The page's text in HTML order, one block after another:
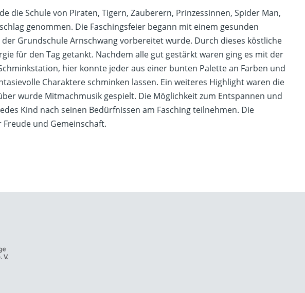
die Schule von Piraten, Tigern, Zauberern, Prinzessinnen, Spider Man,
genommen. Die Faschingsfeier begann mit einem gesunden
Grundschule Arnschwang vorbereitet wurde. Durch dieses köstliche
für den Tag getankt. Nachdem alle gut gestärkt waren ging es mit der
hier konnte jeder aus einer bunten Palette an Farben und
Charaktere schminken lassen. Ein weiteres Highlight waren die
wurde Mitmachmusik gespielt. Die Möglichkeit zum Entspannen und
Kind nach seinen Bedürfnissen am Fasching teilnehmen. Die
Freude und Gemeinschaft.